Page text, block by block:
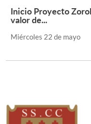
Inicio Proyecto
valor de...
Miércoles 22 de mayo